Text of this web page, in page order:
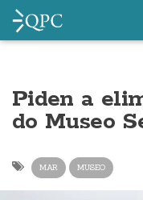
Piden a
do Museo
MAR MUSEO